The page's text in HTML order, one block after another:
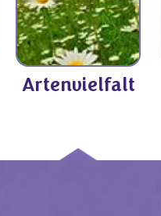
Artenvielfalt